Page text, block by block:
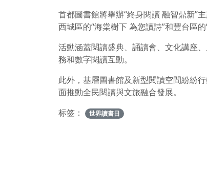
首都圖書館將舉辦“終身閱讀 融智鼎新”
西城區的“海棠樹下 為您讀詩”和豐台區的
活動涵蓋閱讀盛典、誦讀會、文化講座
務和數字閱讀互動。
此外，基層圖書館及新型閱讀空間紛紛
面推動全民閱讀與文旅融合發展。
标签：
世界讀書日